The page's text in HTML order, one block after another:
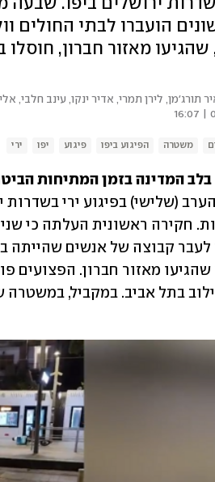
הועברו לבתי החולים
מאזור חברון, חוסלו
תורג'מן, לירן תמרי, אדיר ינקו, עינב חלבי,
משטרה הפיגוע ביפו פיגוע יפו ירי
המדינה בזמן המתיחות הביטחונית